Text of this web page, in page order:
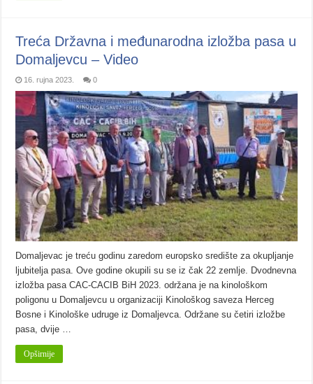
Treća Državna i međunarodna izložba pasa u
Domaljevcu – Video
16. rujna 2023. 0
Domaljevac je treću godinu zaredom europsko središte za okupljanje
ljubitelja pasa. Ove godine okupili su se iz čak 22 zemlje. Dvodnevna
izložba pasa CAC-CACIB BiH 2023. održana je na kinološkom
poligonu u Domaljevcu u organizaciji Kinološkog saveza Herceg
Bosne i Kinološke udruge iz Domaljevca. Održane su četiri izložbe
pasa, dvije …
Opširnije